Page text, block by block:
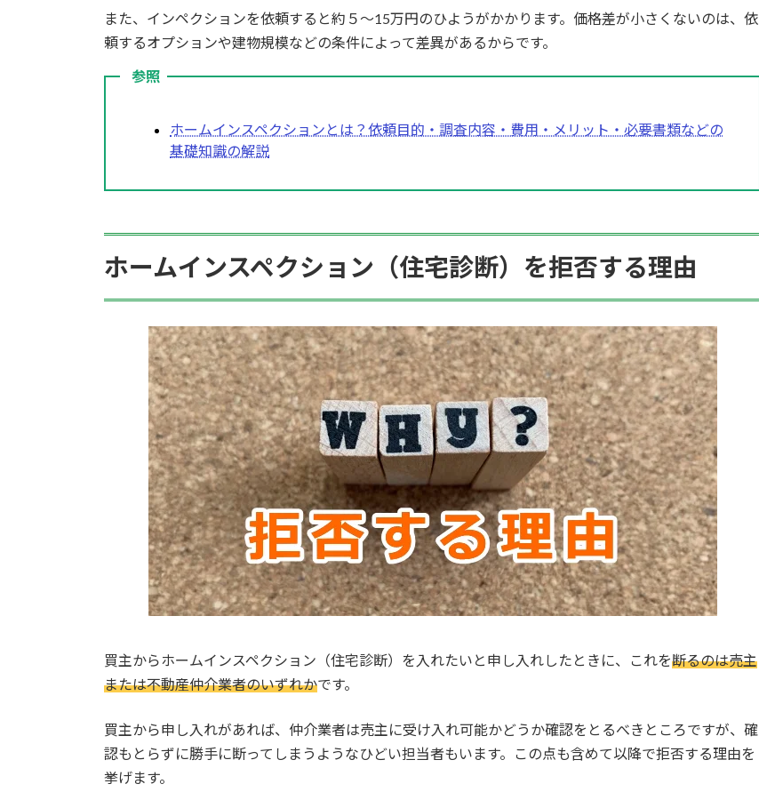
また、インペクションを依頼すると約５～15万円のひようがかかります。価格差が小さくないのは、依
頼するオプションや建物規模などの条件によって差異があるからです。
参照
ホームインスペクションとは？依頼目的・調査内容・費用・メリット・必要書類などの
基礎知識の解説
ホームインスペクション（住宅診断）を拒否する理由
買主からホームインスペクション（住宅診断）を入れたいと申し入れしたときに、これを断るのは売主
または不動産仲介業者のいずれかです。
買主から申し入れがあれば、仲介業者は売主に受け入れ可能かどうか確認をとるべきところですが、確
認もとらずに勝手に断ってしまうようなひどい担当者もいます。この点も含めて以降で拒否する理由を
挙げます。